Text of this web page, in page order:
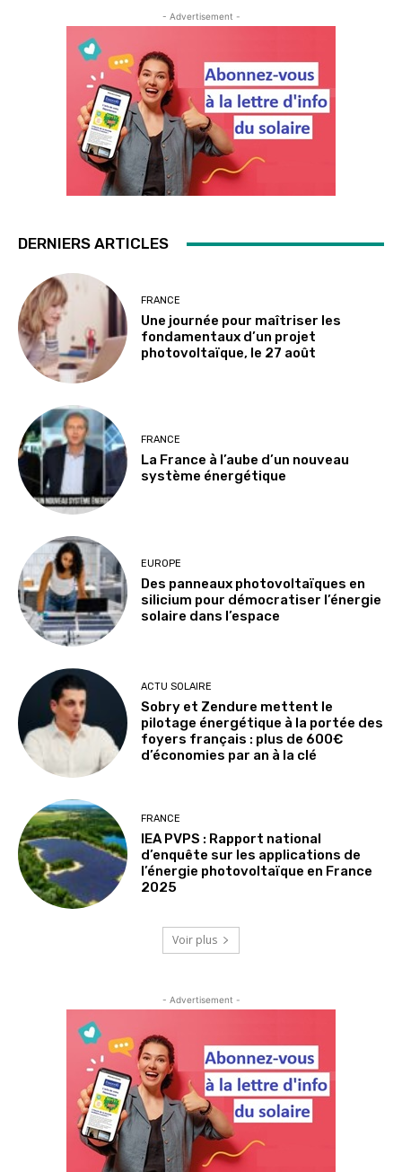
- Advertisement -
DERNIERS ARTICLES
FRANCE
Une journée pour maîtriser les
fondamentaux d’un projet
photovoltaïque, le 27 août
FRANCE
La France à l’aube d’un nouveau
système énergétique
EUROPE
Des panneaux photovoltaïques en
silicium pour démocratiser l’énergie
solaire dans l’espace
ACTU SOLAIRE
Sobry et Zendure mettent le
pilotage énergétique à la portée des
foyers français : plus de 600€
d’économies par an à la clé
FRANCE
IEA PVPS : Rapport national
d’enquête sur les applications de
l’énergie photovoltaïque en France
2025
Voir plus
- Advertisement -